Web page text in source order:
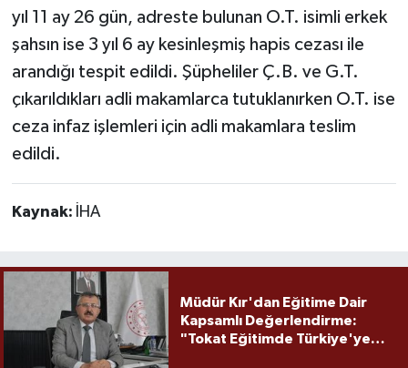
yıl 11 ay 26 gün, adreste bulunan O.T. isimli erkek
şahsın ise 3 yıl 6 ay kesinleşmiş hapis cezası ile
arandığı tespit edildi. Şüpheliler Ç.B. ve G.T.
çıkarıldıkları adli makamlarca tutuklanırken O.T. ise
ceza infaz işlemleri için adli makamlara teslim
edildi.
Kaynak: İHA
Müdür Kır'dan Eğitime Dair
Kapsamlı Değerlendirme:
"Tokat Eğitimde Türkiye'ye